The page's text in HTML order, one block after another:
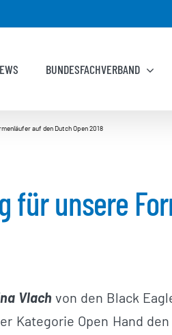
BUNDESFACHVERBAND
auf den Dutch Open 2018
für unsere
Vlach von den Black
Kategorie Open Hand